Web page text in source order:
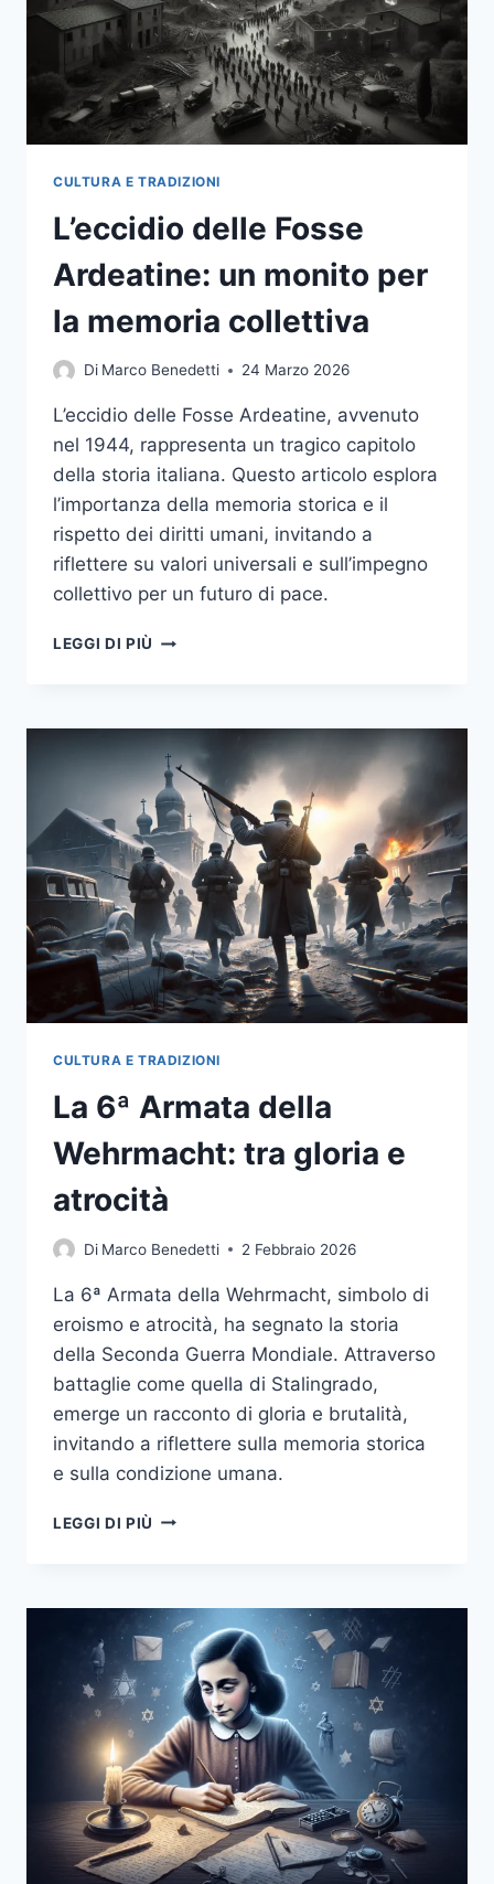
SIGNIFICATO
NELLA
MEMORIA
DELLA
SHOAH
CULTURA E TRADIZIONI
L’eccidio delle Fosse
Ardeatine: un monito per
la memoria collettiva
Di Marco Benedetti 24 Marzo 2026
L’eccidio delle Fosse Ardeatine, avvenuto
nel 1944, rappresenta un tragico capitolo
della storia italiana. Questo articolo esplora
l’importanza della memoria storica e il
rispetto dei diritti umani, invitando a
riflettere su valori universali e sull’impegno
collettivo per un futuro di pace.
LEGGI DI PIÙ L’ECCIDIO
UN
MONITO
PER
LA
MEMORIA
COLLETTIVA
CULTURA E TRADIZIONI
La 6ª Armata della
Wehrmacht: tra gloria e
atrocità
Di Marco Benedetti 2 Febbraio 2026
La 6ª Armata della Wehrmacht, simbolo di
eroismo e atrocità, ha segnato la storia
della Seconda Guerra Mondiale. Attraverso
battaglie come quella di Stalingrado,
emerge un racconto di gloria e brutalità,
invitando a riflettere sulla memoria storica
e sulla condizione umana.
LEGGI DI PIÙ LA
WEHRMACHT:
TRA
GLORIA
ATROCITÀ